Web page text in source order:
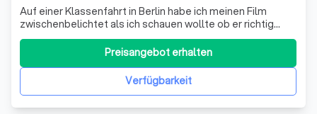
Auf einer Klassenfahrt in Berlin habe ich meinen Film
zwischenbelichtet als ich schauen wollte ob er richtig
eingelegt war🤣. Ich habe dann in der Abi-Zeit angefangen
regelmäßig zu fotografieren, Freunde, Familie , Kinder aus
dem Kindergarten für den Kindergarten Natur und
Lichtmomente sowie KulturVerfügbarkeit
Preisangebot erhalten